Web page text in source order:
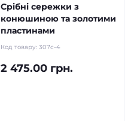
Срібні сережки з
конюшиною та золотими
пластинами
Код товару: 307с-4
2 475.00 грн.